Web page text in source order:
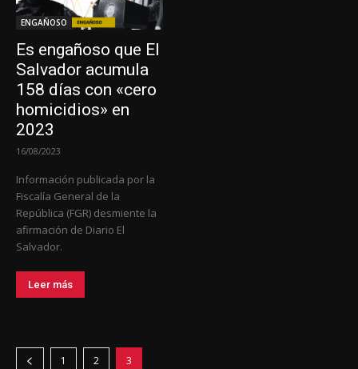
ENGAÑOSO
Es engañoso que El
Salvador acumula
158 días con «cero
homicidios» en
2023
16/08/2023
Información publicada por la
Fiscalía General de la
República (FGR) desmiente la
afirmación de Diario El
Salvador.
Leer más
1 2 3